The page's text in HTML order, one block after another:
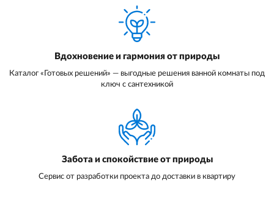
Вдохновение и гармония от природы
Каталог «Готовых решений» — выгодные решения ванной комнаты под
ключ с сантехникой
Забота и спокойствие от природы
Сервис от разработки проекта до доставки в квартиру